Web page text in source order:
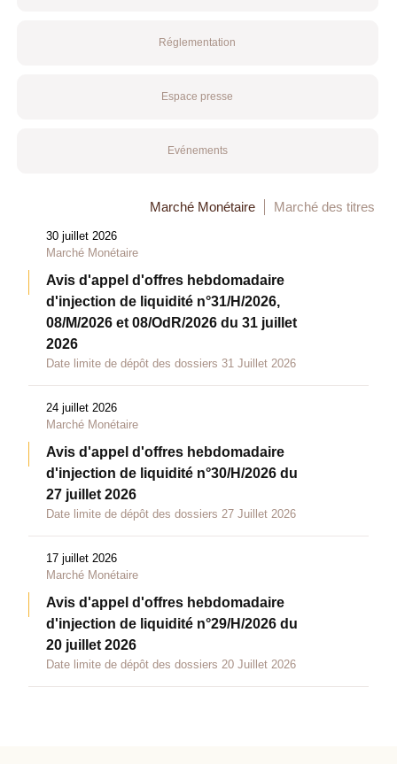
Réglementation
Espace presse
Evénements
Marché Monétaire Marché des titres
30 juillet 2026
Marché Monétaire
Avis d'appel d'offres hebdomadaire
d'injection de liquidité n°31/H/2026,
08/M/2026 et 08/OdR/2026 du 31 juillet
2026
Date limite de dépôt des dossiers 31 Juillet 2026
24 juillet 2026
Marché Monétaire
Avis d'appel d'offres hebdomadaire
d'injection de liquidité n°30/H/2026 du
27 juillet 2026
Date limite de dépôt des dossiers 27 Juillet 2026
17 juillet 2026
Marché Monétaire
Avis d'appel d'offres hebdomadaire
d'injection de liquidité n°29/H/2026 du
20 juillet 2026
Date limite de dépôt des dossiers 20 Juillet 2026